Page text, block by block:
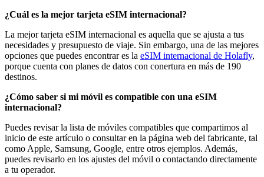
¿Cuál es la mejor tarjeta eSIM internacional?
La mejor tarjeta eSIM internacional es aquella que se ajusta a tus
necesidades y presupuesto de viaje. Sin embargo, una de las mejores
opciones que puedes encontrar es la eSIM internacional de Holafly,
porque cuenta con planes de datos con conertura en más de 190
destinos.
¿Cómo saber si mi móvil es compatible con una eSIM
internacional?
Puedes revisar la lista de móviles compatibles que compartimos al
inicio de este artículo o consultar en la página web del fabricante, tal
como Apple, Samsung, Google, entre otros ejemplos. Además,
puedes revisarlo en los ajustes del móvil o contactando directamente
a tu operador.